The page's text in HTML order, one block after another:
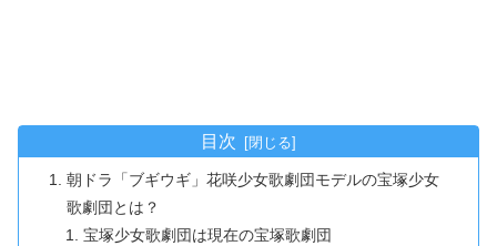
目次
朝ドラ「ブギウギ」花咲少女歌劇団モデルの宝塚少女
歌劇団とは？
宝塚少女歌劇団は現在の宝塚歌劇団